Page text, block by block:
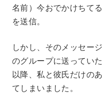
名前）今おでかけちて
を送信。
しかし、そのメッセー
のグループに送っていた
以降、私と彼氏だけの
てしまいました。